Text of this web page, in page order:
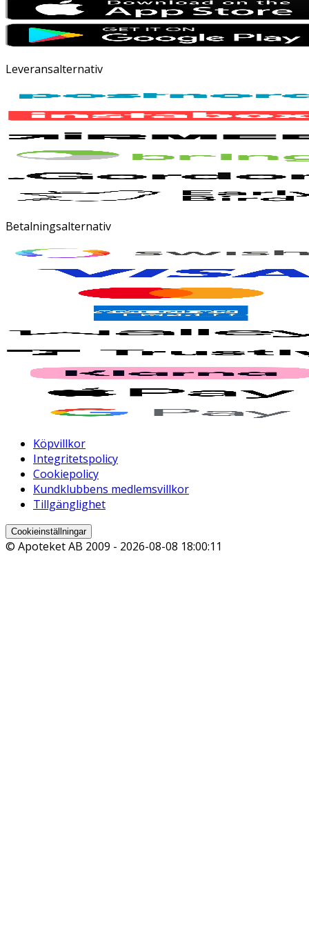
Leveransalternativ
Betalningsalternativ
Köpvillkor
Integritetspolicy
Cookiepolicy
Kundklubbens medlemsvillkor
Tillgänglighet
Cookieinställningar
© Apoteket AB 2009 - 2026-08-08 18:00:11